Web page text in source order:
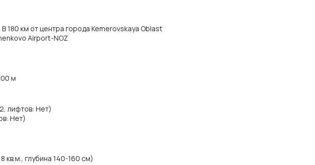
180 км от центра города Kemerovskaya Oblast
Airport-NOZ
м
лифтов: Нет)
Нет)
кв.м., глубина 140-160 см)